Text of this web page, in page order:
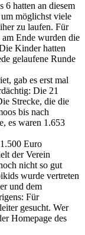
6 hatten an diesem
möglichst viele
zu laufen. Für
Ende wurden die
Kinder hatten
gelaufene Runde
gab es erst mal
Die 21
Strecke, die die
bis nach
es waren 1.653
Euro
der Verein
nicht so gut
wurde vertreten
und dem
Für
gesucht. Wer
Homepage des